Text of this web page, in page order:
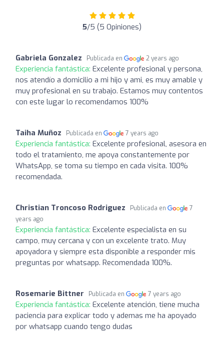
5/5 (5 Opiniones)
Gabriela Gonzalez Publicada en 2 years ago
Experiencia fantástica: Excelente profesional y persona,
nos atendío a domicilio a mi hijo y ami, es muy amable y
muy profesional en su trabajo. Estamos muy contentos
con este lugar lo recomendamos 100%
Taiha Muñoz Publicada en 7 years ago
Experiencia fantástica: Excelente profesional, asesora en
todo el tratamiento, me apoya constantemente por
WhatsApp, se toma su tiempo en cada visita. 100%
recomendada.
Christian Troncoso Rodriguez Publicada en
7
years ago
Experiencia fantástica: Excelente especialista en su
campo, muy cercana y con un excelente trato. Muy
apoyadora y siempre esta disponible a responder mis
preguntas por whatsapp. Recomendada 100%.
Rosemarie Bittner Publicada en 7 years ago
Experiencia fantástica: Excelente atención, tiene mucha
paciencia para explicar todo y ademas me ha apoyado
por whatsapp cuando tengo dudas